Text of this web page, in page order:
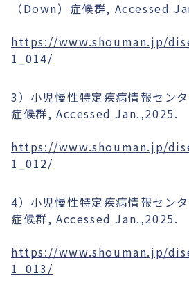
（Down）症候群, Accessed
https://www.shouman.jp/
1_014/
3）小児慢性特定疾病情報セン
症候群, Accessed Jan.,2025.
https://www.shouman.jp/
1_012/
4）小児慢性特定疾病情報セン
症候群, Accessed Jan.,2025.
https://www.shouman.jp/
1_013/